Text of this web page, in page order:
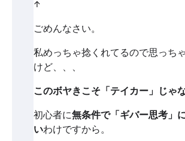
↑
ごめんなさい。
私めっちゃ捻くれてるので思っち
けど、、、
このボヤきこそ「テイカー」じゃ
初心者に無条件で「ギバー思考」
いわけですから。